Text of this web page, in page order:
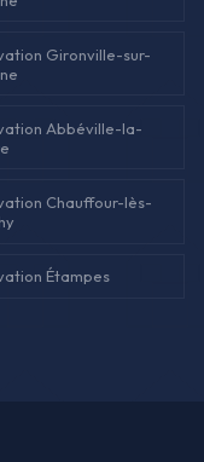
Gironville-sur-
Abbéville-la-
Chauffour-lès-
Étampes